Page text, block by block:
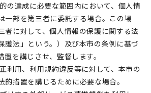
の達成に必要な範囲内において、個人情
一部を第三者に委託する場合。この場
者に対して、個人情報の保護に関する法
護法」という。）及び本市の条例に基づ
を講じさせ、監督します。
利用、利用規約違反等に対して、本市の
的措置を講じるために必要な場合。